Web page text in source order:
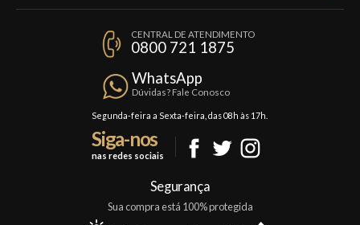
Política de Privacidade
Trocas e Devoluções
Formas de Pagamento
CENTRAL DE ATENDIMENTO
0800 721 1875
WhatsApp
Dúvidas? Fale Conosco
Segunda-feira a Sexta-feira, das 08h às 17h.
Siga-nos
nas redes sociais
Segurança
Sua compra está 100% protegida